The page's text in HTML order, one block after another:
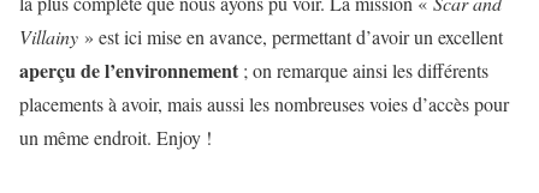
Villainy » est ici mise en avance, permettant d’avoir un excellent
aperçu de l’environnement ; on remarque ainsi les différents
placements à avoir, mais aussi les nombreuses voies d’accès pour
un même endroit. Enjoy !